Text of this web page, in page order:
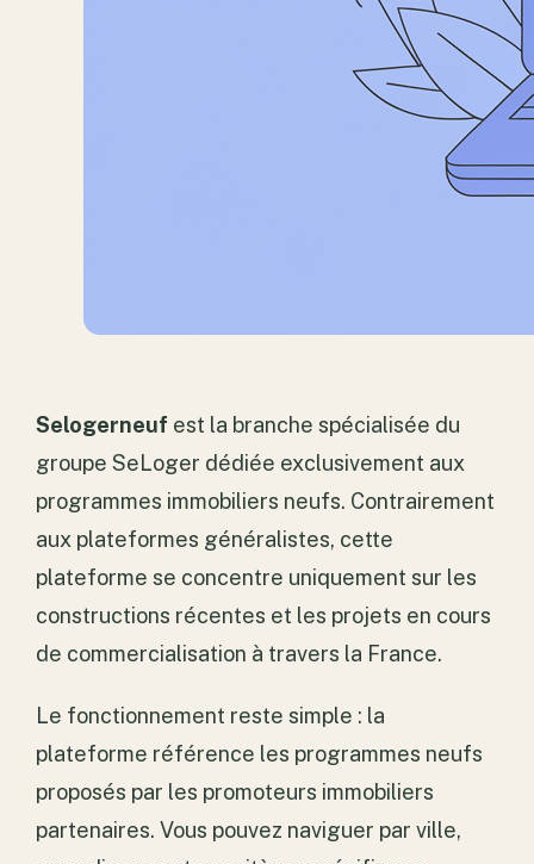
Selogerneuf est la branche spécialisée du
groupe SeLoger dédiée exclusivement aux
programmes immobiliers neufs. Contrairement
aux plateformes généralistes, cette
plateforme se concentre uniquement sur les
constructions récentes et les projets en cours
de commercialisation à travers la France.
Le fonctionnement reste simple : la
plateforme référence les programmes neufs
proposés par les promoteurs immobiliers
partenaires. Vous pouvez naviguer par ville,